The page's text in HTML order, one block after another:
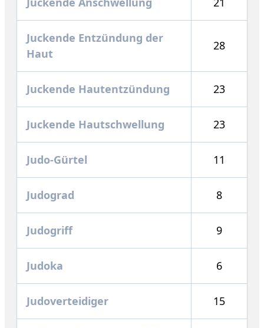
Juckende Entzündung der
Haut
28
Juckende Hautentzündung 23
Juckende Hautschwellung 23
Judo-Gürtel 11
Judograd 8
Judogriff 9
Judoka 6
Judoverteidiger 15